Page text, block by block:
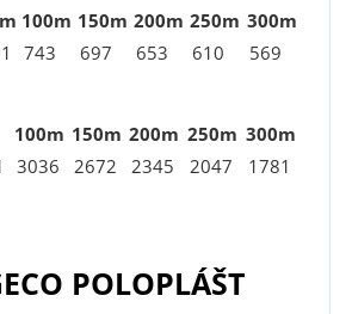
100m 150m 200m 250m 300m
743 697 653 610 569
100m 150m 200m 250m 300m
3036 2672 2345 2047 1781
POLOPLÁŠT